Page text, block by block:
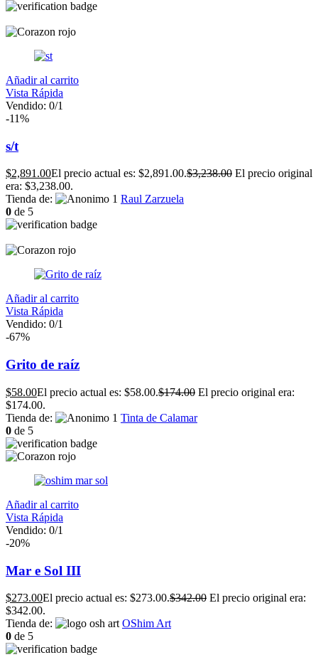
Añadir al carrito
Vista Rápida
Vendido: 0/1
-11%
s/t
$2,891.00El precio actual es: $2,891.00.$3,238.00 El precio original
era: $3,238.00.
Tienda de:
Raul Zarzuela
0 de 5
Añadir al carrito
Vista Rápida
Vendido: 0/1
-67%
Grito de raíz
$58.00El precio actual es: $58.00.$174.00 El precio original era:
$174.00.
Tienda de:
Tinta de Calamar
0 de 5
Añadir al carrito
Vista Rápida
Vendido: 0/1
-20%
Mar e Sol III
$273.00El precio actual es: $273.00.$342.00 El precio original era:
$342.00.
Tienda de:
OShim Art
0 de 5